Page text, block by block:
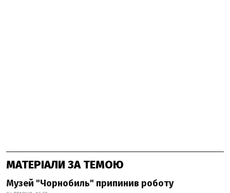
МАТЕРІАЛИ ЗА ТЕМОЮ
Музей "Чорнобиль" припинив роботу